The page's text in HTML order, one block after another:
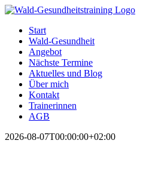
Zum
springenStart
Wald-Gesundheit
Angebot
Nächste Termine
Aktuelles und Blog
Über mich
Kontakt
Trainerinnen
AGB
2026-08-07T00:00:00+02:00